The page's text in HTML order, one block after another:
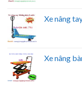
Xe nâng
Xe nâng